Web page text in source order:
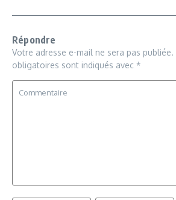
Répondre
Votre adresse e-mail ne sera pas publiée.
obligatoires sont indiqués avec *